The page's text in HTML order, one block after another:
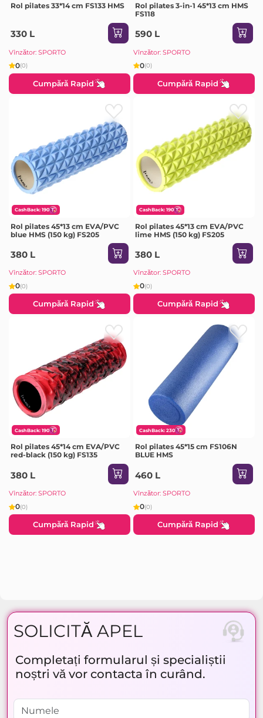
Rol pilates 33*14 cm FS133 HMS
330 L
Vînzător: SPORTO
0(0)
Cumpără Rapid
Rol pilates 3-in-1 45*13 cm HMS
FS118
590 L
Vînzător: SPORTO
0(0)
Cumpără Rapid
CashBack: 190
Rol pilates 45*13 cm EVA/PVC
blue HMS (150 kg) FS205
380 L
Vînzător: SPORTO
0(0)
Cumpără Rapid
CashBack: 190
Rol pilates 45*13 cm EVA/PVC
lime HMS (150 kg) FS205
380 L
Vînzător: SPORTO
0(0)
Cumpără Rapid
CashBack: 190
Rol pilates 45*14 cm EVA/PVC
red-black (150 kg) FS135
380 L
Vînzător: SPORTO
0(0)
Cumpără Rapid
CashBack: 230
Rol pilates 45*15 cm FS106N
BLUE HMS
460 L
Vînzător: SPORTO
0(0)
Cumpără Rapid
SOLICITĂ APEL
Completați formularul și specialiștii
noștri vă vor contacta în curând.